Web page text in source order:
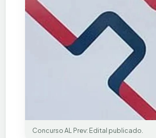
Concurso AL Prev: Edital publicado.